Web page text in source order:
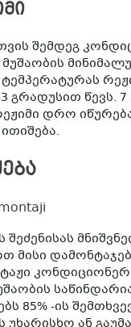
შემდეგ
გრადუსით წევს. 7
დრო
მისი
85% -ის